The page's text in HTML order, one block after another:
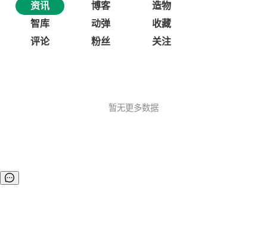
资讯 博客
造物
智库
动弹
收藏
评论
粉丝 关注
暂无更多数据